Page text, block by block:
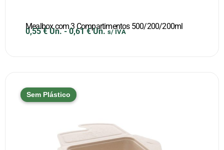
Mealbox com 3 Compartimentos 500/200/200ml
0,55€ Un.-0,61€ Un. s/ IVA
Sem Plástico